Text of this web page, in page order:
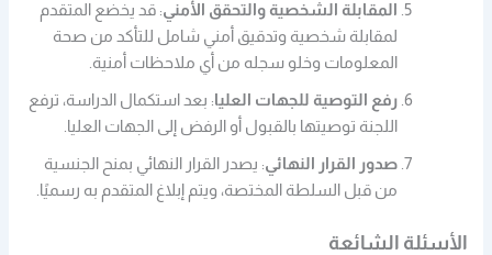
المقابلة الشخصية والتحقق الأمني: قد يخضع المتقدم
لمقابلة شخصية وتدقيق أمني شامل للتأكد من صحة
المعلومات وخلو سجله من أي ملاحظات أمنية.
رفع التوصية للجهات العليا : بعد استكمال الدراسة، ترفع
اللجنة توصيتها بالقبول أو الرفض إلى الجهات العليا.
صدور القرار النهائي: يصدر القرار النهائي بمنح الجنسية
من قبل السلطة المختصة، ويتم إبلاغ المتقدم به رسميًا.
الأسئلة الشائعة